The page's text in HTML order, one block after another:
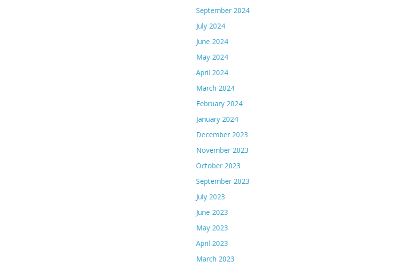
September 2024
July 2024
June 2024
May 2024
April 2024
March 2024
February 2024
January 2024
December 2023
November 2023
October 2023
September 2023
July 2023
June 2023
May 2023
April 2023
March 2023